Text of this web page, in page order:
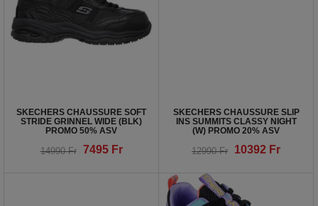
SKECHERS CHAUSSURE SOFT
STRIDE GRINNEL WIDE (BLK)
PROMO 50% ASV
14990Fr 7495 Fr
SKECHERS CHAUSSURE SLIP
INS SUMMITS CLASSY NIGHT
(W) PROMO 20% ASV
12990Fr 10392 Fr